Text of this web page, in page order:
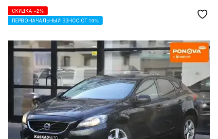
СКИДКА −2%
ПЕРВОНАЧАЛЬНЫЙ ВЗНОС ОТ 10%